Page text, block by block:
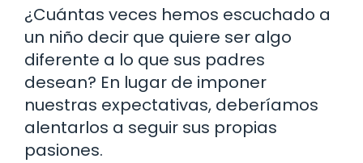
¿Cuántas veces hemos escuchado a
un niño decir que quiere ser algo
diferente a lo que sus padres
desean? En lugar de imponer
nuestras expectativas, deberíamos
alentarlos a seguir sus propias
pasiones.